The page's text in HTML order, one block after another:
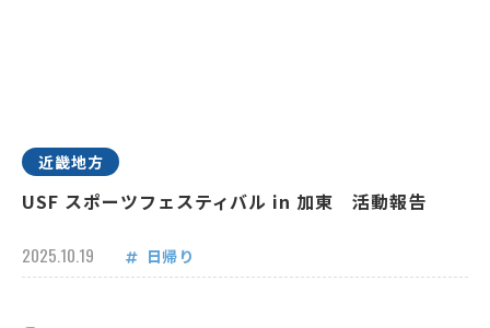
近畿地方
USF スポーツフェスティバル in 加東 活動報告
2025.10.19 日帰り